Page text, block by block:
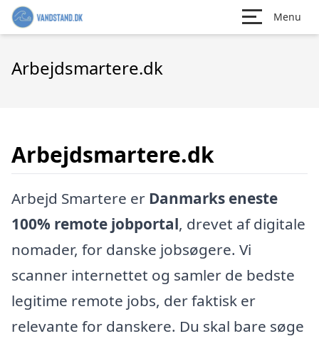
Menu
Arbejdsmartere.dk
Arbejdsmartere.dk
Arbejd Smartere er Danmarks eneste
100% remote jobportal, drevet af digitale
nomader, for danske jobsøgere. Vi
scanner internettet og samler de bedste
legitime remote jobs, der faktisk er
relevante for danskere. Du skal bare søge